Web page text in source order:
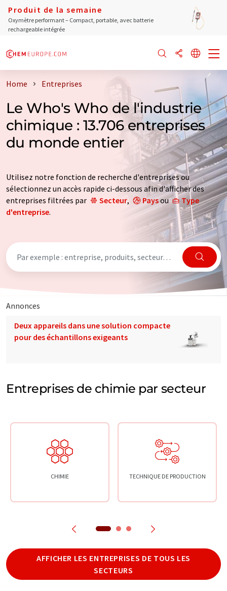
Produit de la semaine
Oxymètre performant – Compact, portable, avec batterie
rechargeable intégrée
Home Entreprises
Le Who's Who de l'industrie
chimique : 13.706 entreprises
du monde entier
Utilisez notre fonction de recherche d'entreprises ou
sélectionnez un accès rapide ci-dessous afin d'afficher des
entreprises filtrées par
Secteur, Paysou
Type
d'entreprise.
Annonces
Deux appareils dans une solution compacte
pour des échantillons exigeants
Entreprises de chimie par secteur
CHIMIE TECHNIQUE DE PRODUCTION
AFFICHER LES ENTREPRISES DE TOUS LES
SECTEURS